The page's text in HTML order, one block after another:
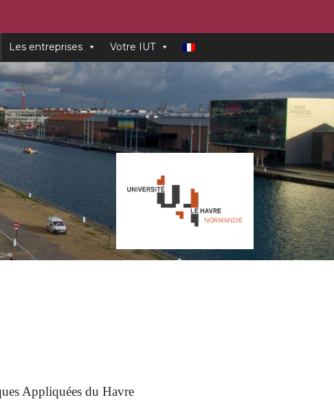
Les entreprises Votre IUT
Appliquées du Havre